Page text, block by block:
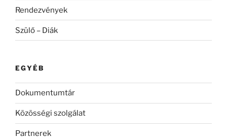
Rendezvények
Szülő – Diák
EGYÉB
Dokumentumtár
Közösségi szolgálat
Partnerek